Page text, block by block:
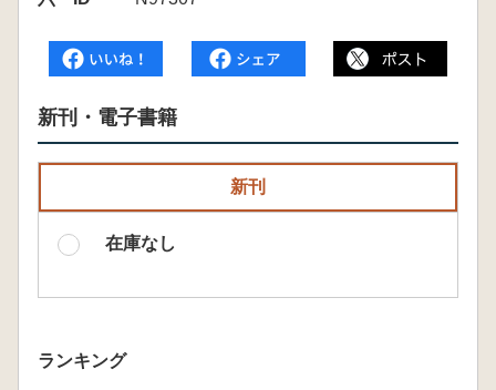
新刊・電子書籍
新刊
在庫なし
ランキング